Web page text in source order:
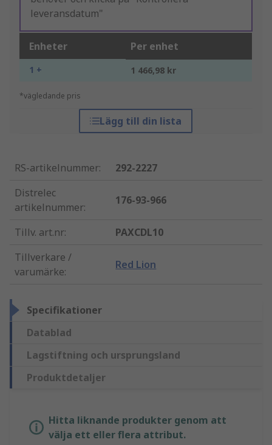
leveransdatum"
Enheter Per enhet
1 + 1 466,98 kr
*vägledande pris
Lägg till din lista
RS-artikelnummer:
292-2227
Distrelec
artikelnummer:
176-93-966
Tillv. art.nr:
PAXCDL10
Tillverkare /
varumärke:
Red Lion
Specifikationer
Datablad
Lagstiftning och ursprungsland
Produktdetaljer
Hitta liknande produkter genom att
välja ett eller flera attribut.